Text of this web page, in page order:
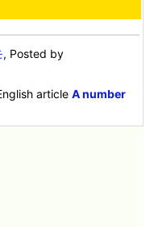
, Posted by
articleA number